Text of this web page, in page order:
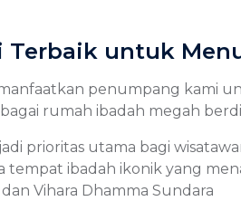
Terbaik untuk
penumpang kami
rumah ibadah megah
prioritas utama bagi
tempat ibadah ikonik yang
Vihara Dhamma Sundara